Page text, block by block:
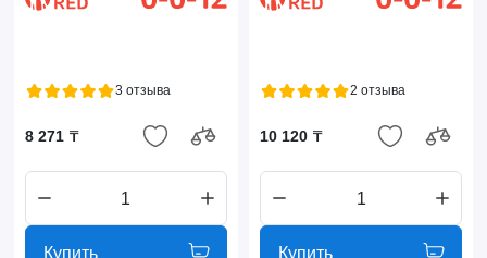
3 отзыва
8 271 ₸
Купить
2 отзыва
10 120 ₸
Купить